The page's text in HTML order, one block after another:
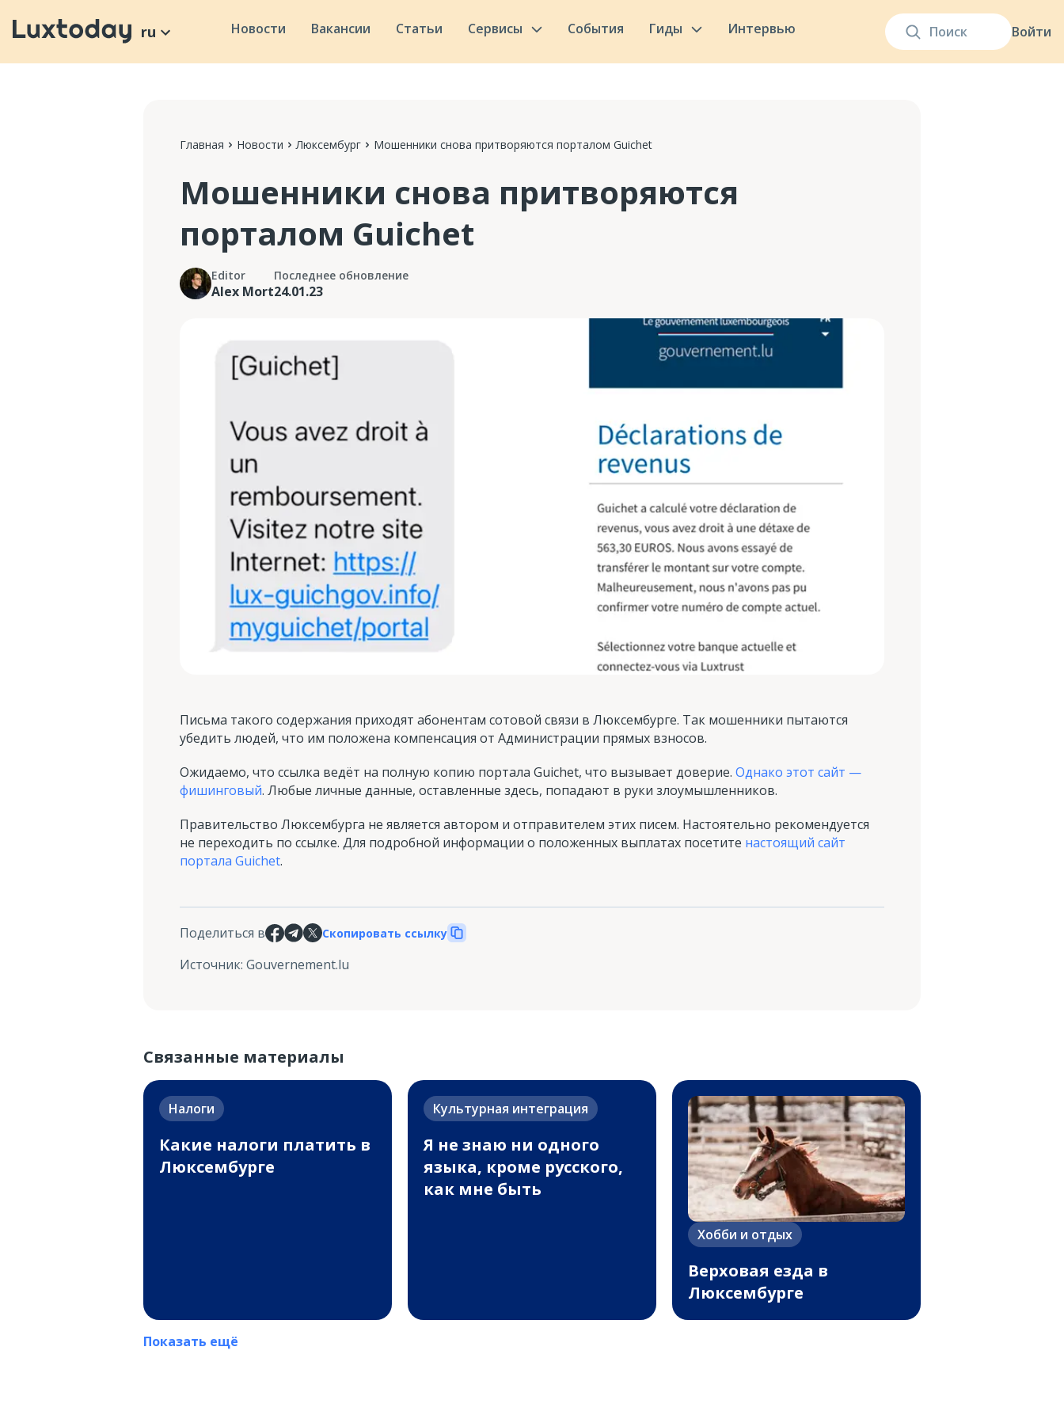
Войти
ru Новости Вакансии Статьи Сервисы События Гиды Интервью
Главная Новости Люксембург Мошенники снова притворяются порталом Guichet
Мошенники снова притворяются
порталом Guichet
Editor
Alex Mort
Последнее обновление
24.01.23
Письма такого содержания приходят абонентам сотовой связи в Люксембурге. Так мошенники пытаются
убедить людей, что им положена компенсация от Администрации прямых взносов.
Ожидаемо, что ссылка ведёт на полную копию портала Guichet, что вызывает доверие. Однако этот сайт —
фишинговый. Любые личные данные, оставленные здесь, попадают в руки злоумышленников.
Правительство Люксембурга не является автором и отправителем этих писем. Настоятельно рекомендуется
не переходить по ссылке. Для подробной информации о положенных выплатах посетите настоящий сайт
портала Guichet.
Поделиться в Скопировать ссылку
Источник: Gouvernement.lu
Связанные материалы
Налоги
Какие налоги платить в
Люксембурге
Культурная интеграция
Я не знаю ни одного
языка, кроме русского,
как мне быть
Хобби и отдых
Верховая езда в
Люксембурге
Показать ещё